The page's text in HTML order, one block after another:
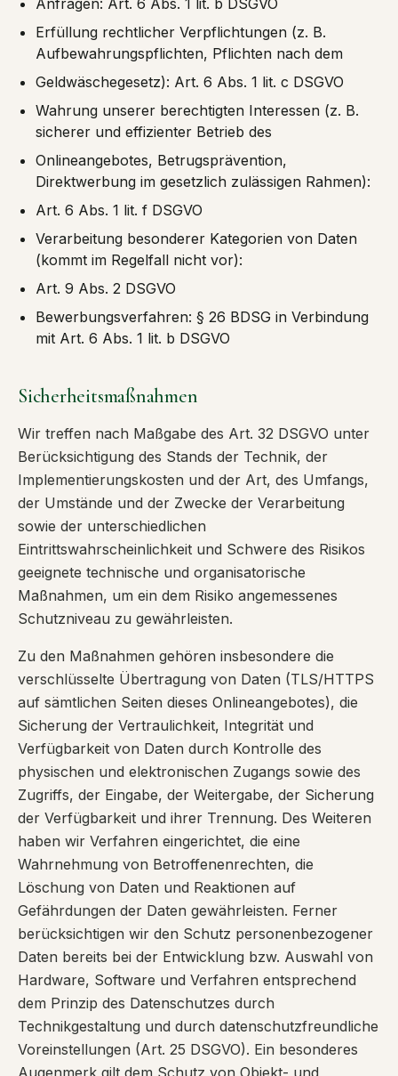
Anfragen: Art. 6 Abs. 1 lit. b DSGVO
Erfüllung rechtlicher Verpflichtungen (z. B.
Aufbewahrungspflichten, Pflichten nach dem
Geldwäschegesetz): Art. 6 Abs. 1 lit. c DSGVO
Wahrung unserer berechtigten Interessen (z. B.
sicherer und effizienter Betrieb des
Onlineangebotes, Betrugsprävention,
Direktwerbung im gesetzlich zulässigen Rahmen):
Art. 6 Abs. 1 lit. f DSGVO
Verarbeitung besonderer Kategorien von Daten
(kommt im Regelfall nicht vor):
Art. 9 Abs. 2 DSGVO
Bewerbungsverfahren: § 26 BDSG in Verbindung
mit Art. 6 Abs. 1 lit. b DSGVO
Sicherheitsmaßnahmen
Wir treffen nach Maßgabe des Art. 32 DSGVO unter
Berücksichtigung des Stands der Technik, der
Implementierungskosten und der Art, des Umfangs,
der Umstände und der Zwecke der Verarbeitung
sowie der unterschiedlichen
Eintrittswahrscheinlichkeit und Schwere des Risikos
geeignete technische und organisatorische
Maßnahmen, um ein dem Risiko angemessenes
Schutzniveau zu gewährleisten.
Zu den Maßnahmen gehören insbesondere die
verschlüsselte Übertragung von Daten (TLS/HTTPS
auf sämtlichen Seiten dieses Onlineangebotes), die
Sicherung der Vertraulichkeit, Integrität und
Verfügbarkeit von Daten durch Kontrolle des
physischen und elektronischen Zugangs sowie des
Zugriffs, der Eingabe, der Weitergabe, der Sicherung
der Verfügbarkeit und ihrer Trennung. Des Weiteren
haben wir Verfahren eingerichtet, die eine
Wahrnehmung von Betroffenenrechten, die
Löschung von Daten und Reaktionen auf
Gefährdungen der Daten gewährleisten. Ferner
berücksichtigen wir den Schutz personenbezogener
Daten bereits bei der Entwicklung bzw. Auswahl von
Hardware, Software und Verfahren entsprechend
dem Prinzip des Datenschutzes durch
Technikgestaltung und durch datenschutzfreundliche
Voreinstellungen (Art. 25 DSGVO). Ein besonderes
Augenmerk gilt dem Schutz von Objekt- und